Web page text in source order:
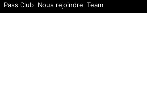
Pass Club Nous rejoindre Team